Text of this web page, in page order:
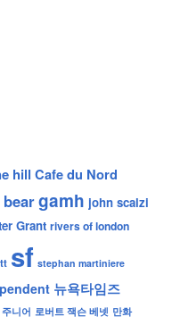
hill Cafe du Nord
gamh john scalzi
Grant rivers of london
sf stephan martiniere
뉴욕타임즈
니어 로버트 잭슨 베넷 만화